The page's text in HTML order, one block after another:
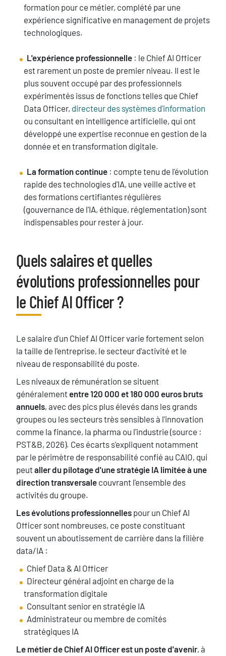
formation pour ce métier, complété par une
expérience significative en management de projets
technologiques.
L'expérience professionnelle: le Chief AI Officer
est rarement un poste de premier niveau. Il est le
plus souvent occupé par des professionnels
expérimentés issus de fonctions telles que Chief
Data Officer, directeur des systèmes d'information
ou consultant en intelligence artificielle, qui ont
développé une expertise reconnue en gestion de la
donnée et en transformation digitale.
La formation continue: compte tenu de l'évolution
rapide des technologies d'IA, une veille active et
des formations certifiantes régulières
(gouvernance de l'IA, éthique, réglementation) sont
indispensables pour rester à jour.
Titre
Quels salaires et quelles
évolutions professionnelles pour
le Chief AI Officer ?
Texte
Le salaire d'un Chief AI Officer varie fortement selon
la taille de l'entreprise, le secteur d'activité et le
niveau de responsabilité du poste.
Les niveaux de rémunération se situent
généralemententre 120 000 et 180 000 euros bruts
annuels, avec des pics plus élevés dans les grands
groupes ou les secteurs très sensibles à l'innovation
comme la finance, la pharma ou l'industrie (source :
PST&B, 2026). Ces écarts s'expliquent notamment
par le périmètre de responsabilité confié au CAIO, qui
peutaller du pilotage d'une stratégie IA limitée à une
direction transversale couvrant l'ensemble des
activités du groupe.
Les évolutions professionnelles pour un Chief AI
Officer sont nombreuses, ce poste constituant
souvent un aboutissement de carrière dans la filière
data/IA :
Chief Data & AI Officer
Directeur général adjoint en charge de la
transformation digitale
Consultant senior en stratégie IA
Administrateur ou membre de comités
stratégiques IA
Le métier de Chief AI Officer est un poste d'avenir, à